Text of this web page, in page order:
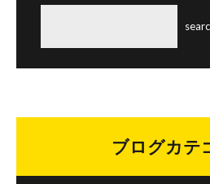
ブログカテ